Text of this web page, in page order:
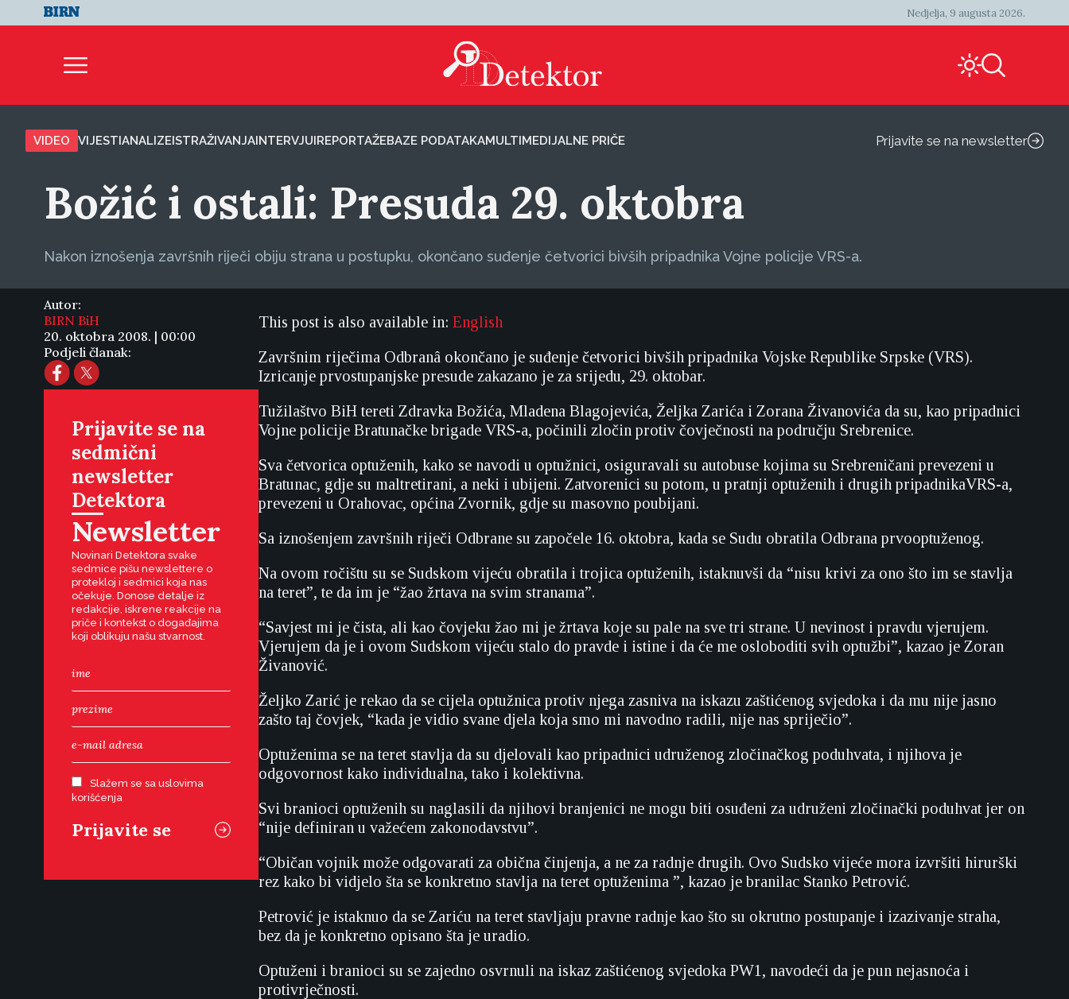
Nedjelja, 9 augusta 2026.
VIDEO VIJESTIANALIZEISTRAŽIVANJAINTERVJUIREPORTAŽEBAZE PODATAKAMULTIMEDIJALNE PRIČE Prijavite se na newsletter
Božić i ostali: Presuda 29. oktobra
Nakon iznošenja završnih riječi obiju strana u postupku, okončano suđenje četvorici bivših pripadnika Vojne policije VRS-a.
Autor:
BIRN BiH
20. oktobra 2008. | 00:00
Podjeli članak:
Prijavite se na
sedmični
newsletter
Detektora
Newsletter
Novinari Detektora svake
sedmice pišu newslettere o
protekloj i sedmici koja nas
očekuje. Donose detalje iz
redakcije, iskrene reakcije na
priče i kontekst o događajima
koji oblikuju našu stvarnost.
Slažem se sa uslovima
korišćenja
This post is also available in: English
Završnim riječima Odbranâ okončano je suđenje četvorici bivših pripadnika Vojske Republike Srpske (VRS).
Izricanje prvostupanjske presude zakazano je za srijedu, 29. oktobar.
Tužilaštvo BiH tereti Zdravka Božića, Mladena Blagojevića, Željka Zarića i Zorana Živanovića da su, kao pripadnici
Vojne policije Bratunačke brigade VRS-a, počinili zločin protiv čovječnosti na području Srebrenice.
Sva četvorica optuženih, kako se navodi u optužnici, osiguravali su autobuse kojima su Srebreničani prevezeni u
Bratunac, gdje su maltretirani, a neki i ubijeni. Zatvorenici su potom, u pratnji optuženih i drugih pripadnikaVRS-a,
prevezeni u Orahovac, općina Zvornik, gdje su masovno poubijani.
Sa iznošenjem završnih riječi Odbrane su započele 16. oktobra, kada se Sudu obratila Odbrana prvooptuženog.
Na ovom ročištu su se Sudskom vijeću obratila i trojica optuženih, istaknuvši da “nisu krivi za ono što im se stavlja
na teret”, te da im je “žao žrtava na svim stranama”.
“Savjest mi je čista, ali kao čovjeku žao mi je žrtava koje su pale na sve tri strane. U nevinost i pravdu vjerujem.
Vjerujem da je i ovom Sudskom vijeću stalo do pravde i istine i da će me osloboditi svih optužbi”, kazao je Zoran
Živanović.
Željko Zarić je rekao da se cijela optužnica protiv njega zasniva na iskazu zaštićenog svjedoka i da mu nije jasno
zašto taj čovjek, “kada je vidio svane djela koja smo mi navodno radili, nije nas spriječio”.
Optuženima se na teret stavlja da su djelovali kao pripadnici udruženog zločinačkog poduhvata, i njihova je
odgovornost kako individualna, tako i kolektivna.
Svi branioci optuženih su naglasili da njihovi branjenici ne mogu biti osuđeni za udruženi zločinački poduhvat jer on
“nije definiran u važećem zakonodavstvu”.
“Običan vojnik može odgovarati za obična činjenja, a ne za radnje drugih. Ovo Sudsko vijeće mora izvršiti hirurški
rez kako bi vidjelo šta se konkretno stavlja na teret optuženima ”, kazao je branilac Stanko Petrović.
Petrović je istaknuo da se Zariću na teret stavljaju pravne radnje kao što su okrutno postupanje i izazivanje straha,
bez da je konkretno opisano šta je uradio.
Optuženi i branioci su se zajedno osvrnuli na iskaz zaštićenog svjedoka PW1, navodeći da je pun nejasnoća i
protivrječnosti.